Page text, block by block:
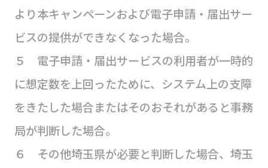
より本キャンペーンおよび電子申請・届出サー
ビスの提供ができなくなった場合。
５ 電子申請・届出サービスの利用者が一時的
に想定数を上回ったために、システム上の支障
をきたした場合またはそのおそれがあると事務
局が判断した場合。
６ その他埼玉県が必要と判断した場合、埼玉